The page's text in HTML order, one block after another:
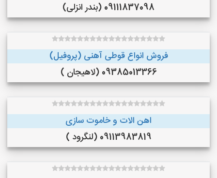
09111837098 (بندر انزلی)
فروش انواع قوطی آهنی (پروفیل)
09385013366 (لاهیجان )
اهن الات و خاموت سازی
09113983819 (لنگرود )